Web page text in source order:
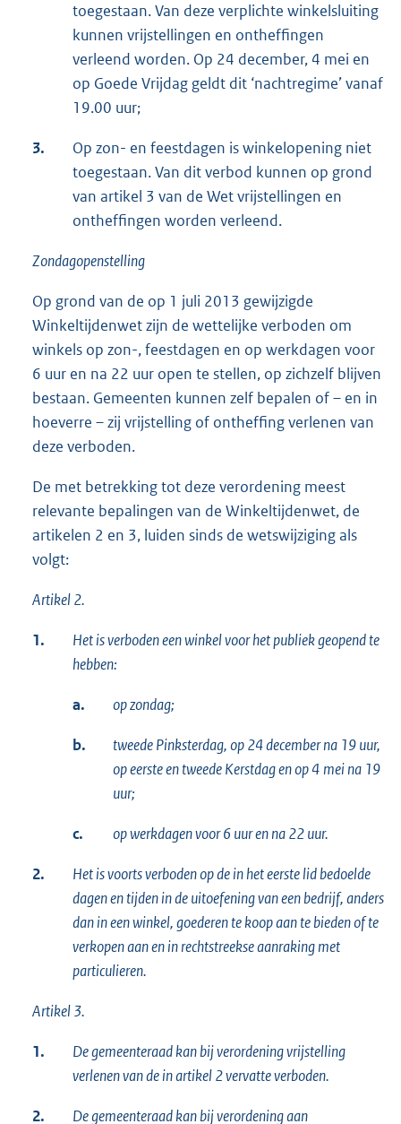
toegestaan. Van deze verplichte winkelsluiting
kunnen vrijstellingen en ontheffingen
verleend worden. Op 24 december, 4 mei en
op Goede Vrijdag geldt dit ‘nachtregime’ vanaf
19.00 uur;
3.
Op zon- en feestdagen is winkelopening niet
toegestaan. Van dit verbod kunnen op grond
van artikel 3 van de Wet vrijstellingen en
ontheffingen worden verleend.
Zondagopenstelling
Op grond van de op 1 juli 2013 gewijzigde
Winkeltijdenwet zijn de wettelijke verboden om
winkels op zon-, feestdagen en op werkdagen voor
6 uur en na 22 uur open te stellen, op zichzelf blijven
bestaan. Gemeenten kunnen zelf bepalen of – en in
hoeverre – zij vrijstelling of ontheffing verlenen van
deze verboden.
De met betrekking tot deze verordening meest
relevante bepalingen van de Winkeltijdenwet, de
artikelen 2 en 3, luiden sinds de wetswijziging als
volgt:
Artikel 2.
1.
Het is verboden een winkel voor het publiek geopend te
hebben:
a. op zondag;
b.
tweede Pinksterdag, op 24 december na 19 uur,
op eerste en tweede Kerstdag en op 4 mei na 19
uur;
c. op werkdagen voor 6 uur en na 22 uur.
2.
Het is voorts verboden op de in het eerste lid bedoelde
dagen en tijden in de uitoefening van een bedrijf, anders
dan in een winkel, goederen te koop aan te bieden of te
verkopen aan en in rechtstreekse aanraking met
particulieren.
Artikel 3.
1.
De gemeenteraad kan bij verordening vrijstelling
verlenen van de in artikel 2 vervatte verboden.
2. De gemeenteraad kan bij verordening aan